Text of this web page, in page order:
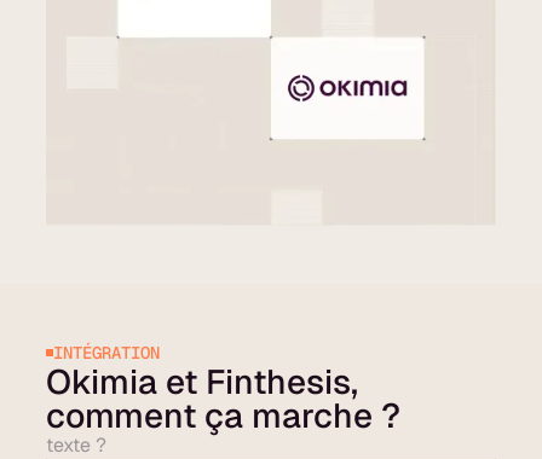
INTÉGRATION
Okimia et Finthesis,
comment ça marche ?
texte ?